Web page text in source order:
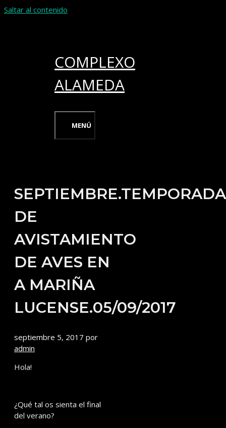
Saltar al contenido
COMPLEXO
ALAMEDA
MENÚ
SEPTIEMBRE.TEMPORADA
DE
AVISTAMIENTO
DE AVES EN
A MARIÑA
LUCENSE.05/09/2017
septiembre 5, 2017 por
admin
Hola!
¿Qué tal os sienta el final
del verano?